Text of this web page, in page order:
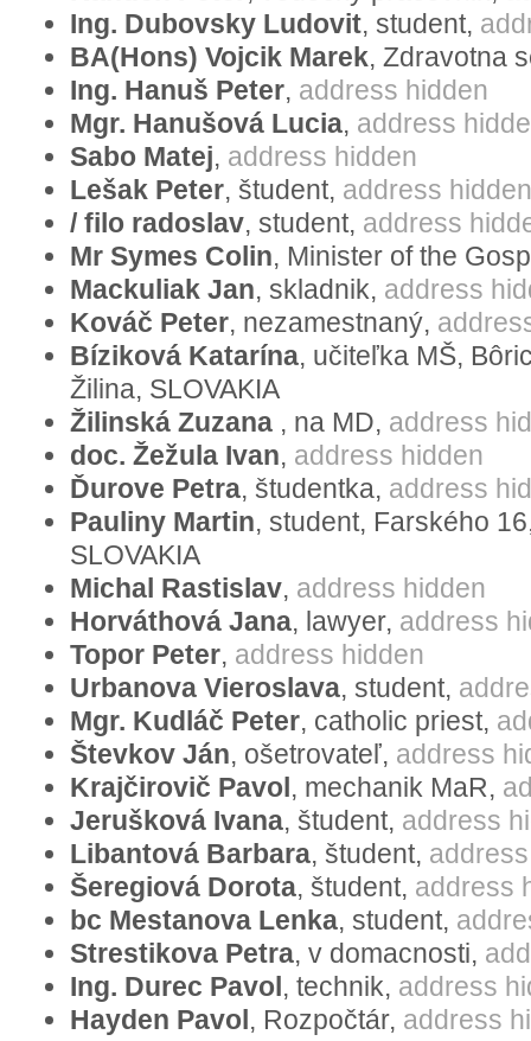
Möglichkeiten zum Wohl der
Es ist aber nicht sinnvoll,
gleiche gesellschaftliche Stellung und
Mann und Frau – also natürlicher
führt nämlich zur Missbildung von
Kinder, zu Problemen bei der Bildung
heranwachsenden Jugend und zur
zwischenmenschlichen Beziehungen.
Als Bürgern, die ein Bestandteil von
Zukunft unseres Kontinentes sehr am
uns die Identitätskrise und Krise der
welche in Europa vorherrschen, nicht
Krise manifestiert sich dramatisch
der europäischen Bevölkerung. In der
übersteigt die Sterbeziffer eindeutig die
Kinder. Es besteht die Gefahr, dass in
Völker zu Minderheiten in ihren
geht faktisch auf den demographischen
die Zukunft Europas ist eine
Familie, die auf der Ehe von Mann und
natürliche Ort für die Aufnahme und
Kinder sind die Hoffnung und die
Meinung, dass Europa, falls es nicht
Stellung zur Familie und zu Kindern
weltweit zur Bedeutungslosigkeit
Das Urteil von EGMR halten wir für
der Aufdrängung der Adoption von
Ing. Dubovsky Ludovit, student,
BA(Hons) Vojcik Marek, Zdravotna
Ing. Hanuš Peter, address hidden
Mgr. Hanušová Lucia, address
Sabo Matej, address hidden
Lešak Peter, študent, address hidden
/ filo radoslav, student, address
Mr Symes Colin, Minister of the
Mackuliak Jan, skladnik, address
Kováč Peter, nezamestnaný,
Bíziková Katarína, učiteľka MŠ,
Žilina, SLOVAKIA
Žilinská Zuzana , na MD, address
doc. Žežula Ivan, address hidden
Ďurove Petra, študentka, address
Pauliny Martin, student, Farského
SLOVAKIA
Michal Rastislav, address hidden
Horváthová Jana, lawyer, address
Topor Peter, address hidden
Urbanova Vieroslava, student,
Mgr. Kudláč Peter, catholic priest,
Števkov Ján, ošetrovateľ, address
Krajčirovič Pavol, mechanik MaR,
Jerušková Ivana, študent, address
Libantová Barbara, študent,
Šeregiová Dorota, študent, address
bc Mestanova Lenka, student,
Strestikova Petra, v domacnosti,
Ing. Durec Pavol, technik, address
Hayden Pavol, Rozpočtár, address